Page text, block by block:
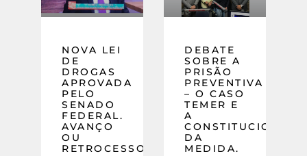
NOVA LEI
DE
DROGAS
APROVADA
PELO
SENADO
FEDERAL.
AVANÇO
OU
RETROCESSO?
DEBATE
SOBRE A
PRISÃO
PREVENTIVA
– O CASO
TEMER E
A
DA
MEDIDA.